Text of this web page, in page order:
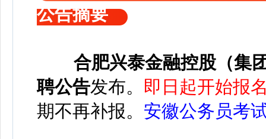
公告摘要
合肥兴泰金融控股（集
聘公告发布。 即日起开始报
期不再补报。 安徽公务员考